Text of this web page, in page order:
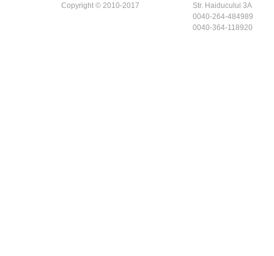
Copyright © 2010-2017
Str. Haiducului 3A
0040-264-484989
0040-364-118920